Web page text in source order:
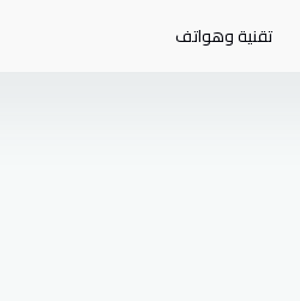
تقنية وهواتف